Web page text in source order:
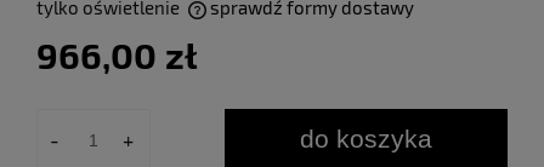
tylko oświetlenie
sprawdź formy dostawy
966,00 zł
- + do koszyka